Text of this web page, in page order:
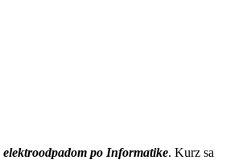
po Informatike. Kurz sa